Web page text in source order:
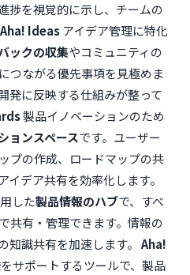
捗を視覚的に示し、チームの
Aha! Ideas アイデア管理に特化
ックの収集やコミュニティの
つながる優先事項を見極めま
発に反映する仕組みが整って
製品イノベーションのため
ョンスペースです。ユーザー
プの作成、ロードマップの共
イデア共有を効率化します。
した製品情報のハブで、すべ
共有・管理できます。情報の
知識共有を加速します。 Aha!
をサポートするツールで、製品